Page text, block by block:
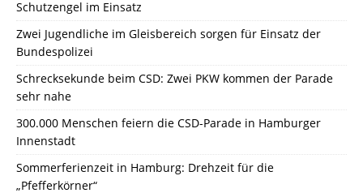
Schutzengel im Einsatz
Zwei Jugendliche im Gleisbereich sorgen für Einsatz der
Bundespolizei
Schrecksekunde beim CSD: Zwei PKW kommen der Parade
sehr nahe
300.000 Menschen feiern die CSD-Parade in Hamburger
Innenstadt
Sommerferienzeit in Hamburg: Drehzeit für die
„Pfefferkörner“